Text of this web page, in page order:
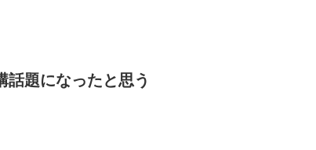
話題になったと思う